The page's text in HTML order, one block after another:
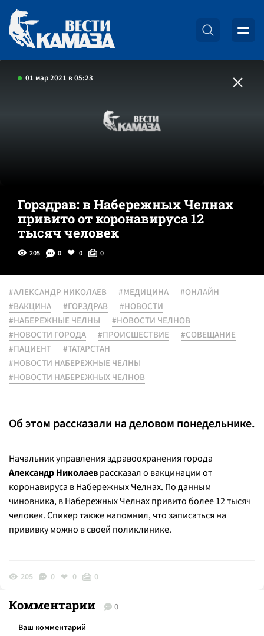
01 мар 2021 в 05:23
Горздрав: в Набережных Челнах
привито от коронавируса 12
тысяч человек
205 0 0 0
#АЛЕКСАНДР НИКОЛАЕВ #МЕДИЦИНА
#ОНЛАЙН
#ВАКЦИНА
#ГОРЗДРАВ
#НОВОСТИ
#НАБЕРЕЖНЫЕ ЧЕЛНЫ
#НОВОСТИ ЧЕЛНОВ
#НОВОСТИ ГОРОДА
#ПРОИСШЕСТВИЕ
#СОВЕЩАНИЕ
#ПАЦИЕНТ
#ТАТАРСТАН
#НОВОСТИ НАБЕРЕЖНЫЕ ЧЕЛНЫ
#НОВОСТИ НАБЕРЕЖНЫХ ЧЕЛНОВ
Об этом рассказали на деловом понедельнике.
Начальник управления здравоохранения города
Александр Николаеврассказал о вакцинации от
коронавируса в Набережных Челнах. По данным
чиновника, в Набережных Челнах привито более 12 тысяч
человек. Спикер также напомнил, что записаться на
прививку можно в своей поликлинике.
205 0 0 0
Комментарии 0